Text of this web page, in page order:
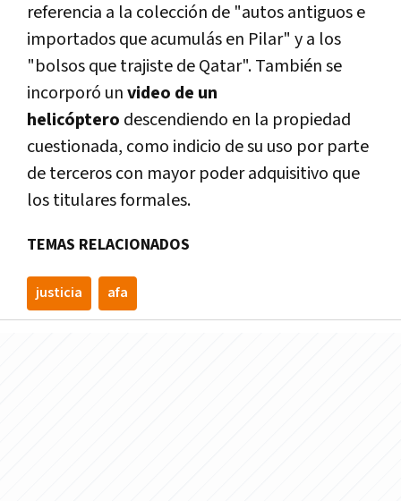
referencia a la colección de "autos antiguos e
importados que acumulás en Pilar" y a los
"bolsos que trajiste de Qatar". También se
incorporó unvideo de un
helicóptero descendiendo en la propiedad
cuestionada, como indicio de su uso por parte
de terceros con mayor poder adquisitivo que
los titulares formales.
TEMAS RELACIONADOS
justicia afa